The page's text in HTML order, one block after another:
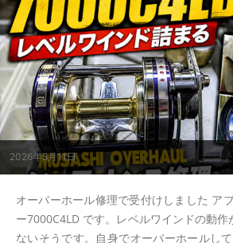
2026年5月11日
オーバーホール修理で受付けしました ア
ー7000C4LD です。レベルワインドの動
ないそうです。自身でオーバーホールし